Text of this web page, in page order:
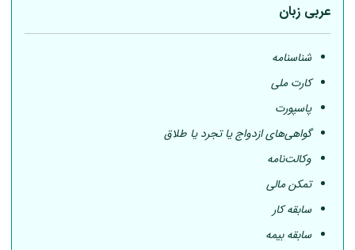
عربی زبان
شناسنامه
کارت ملی
پاسپورت
گواهی‌های ازدواج یا تجرد یا طلاق
وکالت‌نامه
تمکن مالی
سابقه کار
سابقه بیمه